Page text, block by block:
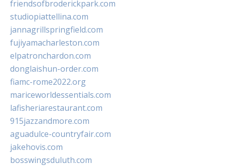
friendsofbroderickpark.com
studiopiattellina.com
jannagrillspringfield.com
fujiyamacharleston.com
elpatronchardon.com
donglaishun-order.com
fiamc-rome2022.org
mariceworldessentials.com
lafisheriarestaurant.com
915jazzandmore.com
aguadulce-countryfair.com
jakehovis.com
bosswingsduluth.com